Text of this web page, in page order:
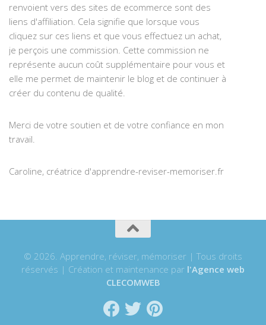
renvoient vers des sites de ecommerce sont des
liens d'affiliation. Cela signifie que lorsque vous
cliquez sur ces liens et que vous effectuez un achat,
je perçois une commission. Cette commission ne
représente aucun coût supplémentaire pour vous et
elle me permet de maintenir le blog et de continuer à
créer du contenu de qualité.
Merci de votre soutien et de votre confiance en mon
travail.
Caroline, créatrice d'apprendre-reviser-memoriser.fr
© 2026. Apprendre, réviser, mémoriser | Tous droits
réservés | Création et maintenance par l'Agence web
CLECOMWEB